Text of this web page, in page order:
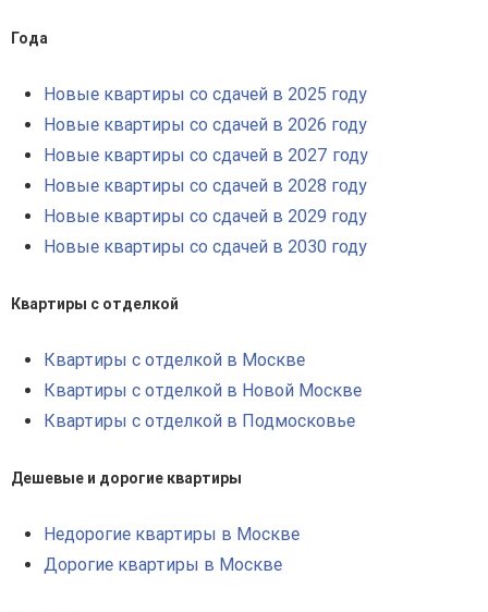
Года
Новые квартиры со сдачей в 2025 году
Новые квартиры со сдачей в 2026 году
Новые квартиры со сдачей в 2027 году
Новые квартиры со сдачей в 2028 году
Новые квартиры со сдачей в 2029 году
Новые квартиры со сдачей в 2030 году
Квартиры с отделкой
Квартиры с отделкой в Москве
Квартиры с отделкой в Новой Москве
Квартиры с отделкой в Подмосковье
Дешевые и дорогие квартиры
Недорогие квартиры в Москве
Дорогие квартиры в Москве